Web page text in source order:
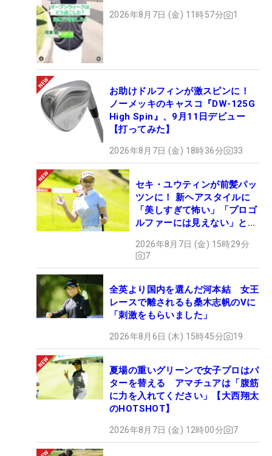
2026年8月7日 (金) 11時57分 1
お助けドルフィンが激スピンに！
ノーメッキのキャスコ『DW-125G
High Spin』、9月11日デビュー
【打ってみた】
2026年8月7日 (金) 18時36分 33
セキ・ユウティンが前髪パッ
ツンに！ 新ヘアスタイルに
「美しすぎて怖い」「プロゴ
ルファーには見えない」とコ
2026年8月7日 (金) 15時29分
7
全英より国内を選んだ河本結 女王
レースで離されるも桑木志帆のVに
「刺激をもらいました」
2026年8月6日 (木) 15時45分 19
夏場の重いグリーンで女子プロはパ
ターを替える アマチュアは「腹筋
に力を入れてください」【大西翔太
のHOTSHOT】
2026年8月7日 (金) 12時00分 7